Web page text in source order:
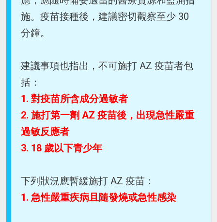
施。疫苗接種後，建議密切觀察至少 30
分鐘。
建議事項也指出，不可施打 AZ 疫苗者包
括：
1. 對疫苗所含成分過敏者
2. 施打第一劑 AZ 疫苗後，出現急性嚴重
過敏反應者
3. 18 歲以下青少年
下列狀況應暫緩施打 AZ 疫苗：
1. 急性嚴重疾病且隨發燒或急性感染